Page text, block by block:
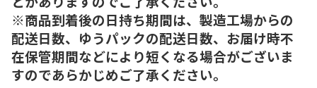
※商品到着後の日持ち期間は、製造工場からの
配送日数、ゆうパックの配送日数、お届け時不
在保管期間などにより短くなる場合がございま
すのであらかじめご了承ください。